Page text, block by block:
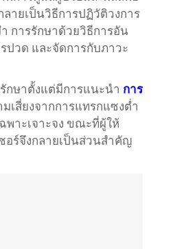
ลายเป็นวิธีการปฏิวัติวงการ
การรักษาด้วยวิธีการอัน
ปวด และจัดการกับภาวะ
กษาตั้งแต่มีการแนะนำ การ
เสี่ยงจากการแทรกแซงต่ำ
าะเจาะจง ขณะที่ผู้ให้
ร์จึงกลายเป็นส่วนสำคัญ